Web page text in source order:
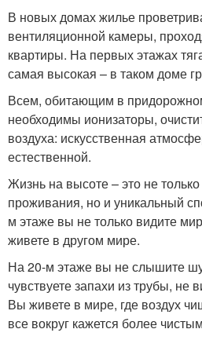
В новых домах жилье
вентиляционной камеры,
квартиры. На первых этажах
самая высокая – в таком доме
Всем, обитающим в
необходимы ионизаторы,
воздуха: искусственная
естественной.
Жизнь на высоте – это не
проживания, но и уникальный
м этаже вы не только видите
живете в другом мире.
На 20-м этаже вы не слышите
чувствуете запахи из трубы, не
Вы живете в мире, где воздух
все вокруг кажется более